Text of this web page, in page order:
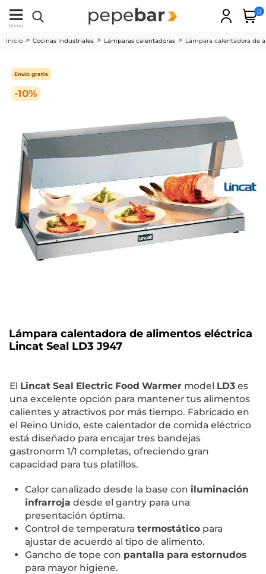
Menu
0
Inicio Cocinas Industriales Lámparas calentadoras Lámpara calentadora de
-10%
Envío gratis
Lámpara calentadora de alimentos eléctrica
Lincat Seal LD3 J947
El Lincat Seal Electric Food Warmer model LD3 es
una excelente opción para mantener tus alimentos
calientes y atractivos por más tiempo. Fabricado en
el Reino Unido, este calentador de comida eléctrico
está diseñado para encajar tres bandejas
gastronorm 1/1 completas, ofreciendo gran
capacidad para tus platillos.
Calor canalizado desde la base con iluminación
infrarroja desde el gantry para una
presentación óptima.
Control de temperatura termostático para
ajustar de acuerdo al tipo de alimento.
Gancho de tope con pantalla para estornudos
para mayor higiene.